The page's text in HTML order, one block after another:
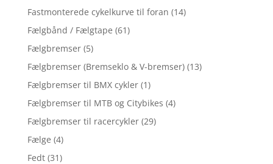
Fastmonterede cykelkurve til foran (14)
Fælgbånd / Fælgtape (61)
Fælgbremser (5)
Fælgbremser (Bremseklo & V-bremser) (13)
Fælgbremser til BMX cykler (1)
Fælgbremser til MTB og Citybikes (4)
Fælgbremser til racercykler (29)
Fælge (4)
Fedt (31)